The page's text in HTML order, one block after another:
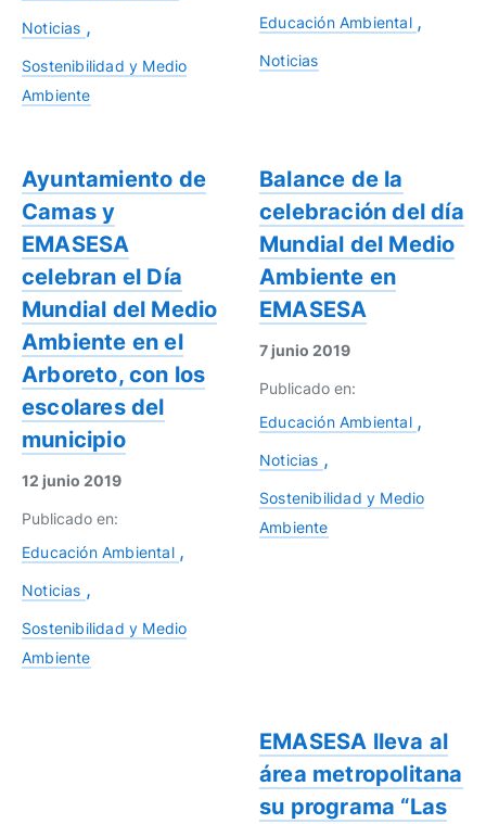
Noticias
Sostenibilidad y Medio
Ambiente
Educación Ambiental
Noticias
Ayuntamiento de
Camas y
EMASESA
celebran el Día
Mundial del Medio
Ambiente en el
Arboreto, con los
escolares del
municipio
12 junio 2019
Publicado en:
Educación Ambiental
Noticias
Sostenibilidad y Medio
Ambiente
Balance de la
celebración del día
Mundial del Medio
Ambiente en
EMASESA
7 junio 2019
Publicado en:
Educación Ambiental
Noticias
Sostenibilidad y Medio
Ambiente
EMASESA lleva al
área metropolitana
su programa “Las